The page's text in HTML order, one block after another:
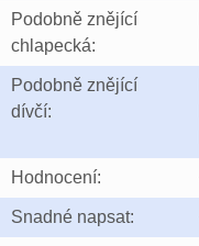
Podobně znějící
chlapecká:
Podobně znějící
dívčí:
Hodnocení:
Snadné napsat: